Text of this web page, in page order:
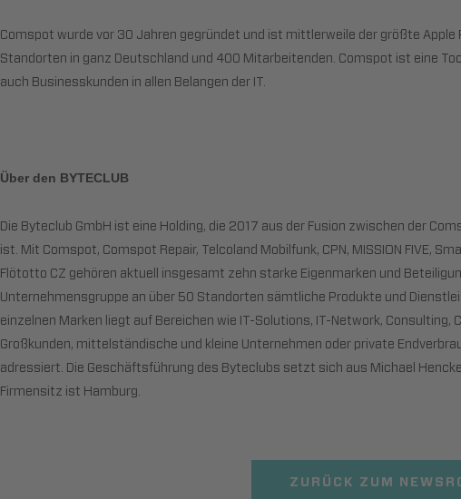
Comspot wurde vor 30 Jahren gegründet und ist mittlerweile der größte
Standorten in ganz Deutschland und 400 Mitarbeitenden. Comspot ist eine
auch Businesskunden in allen Belangen der IT.
Über den BYTECLUB
Die Byteclub GmbH ist eine Holding, die 2017 aus der Fusion zwischen der
ist. Mit Comspot, Comspot Repair, Telcoland Mobilfunk, CPN, MISSION FIVE,
Flötotto CZ gehören aktuell insgesamt zehn starke Eigenmarken und
Unternehmensgruppe an über 50 Standorten sämtliche Produkte und
einzelnen Marken liegt auf Bereichen wie IT-Solutions, IT-Network, Consulting,
Großkunden, mittelständische und kleine Unternehmen oder private
adressiert. Die Geschäftsführung des Byteclubs setzt sich aus Michael
Firmensitz ist Hamburg.
ZURÜCK ZUM